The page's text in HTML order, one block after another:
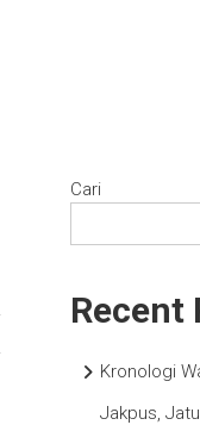
Cari
Recent
Kronologi
Jakpus,